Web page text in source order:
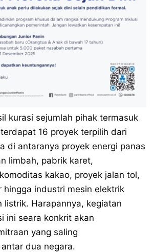
kurasi sejumlah pihak termasuk
16 proyek terpilih dari
di antaranya proyek energi panas
limbah, pabrik karet,
kakao, proyek jalan tol,
hingga industri mesin elektrik
listrik. Harapannya, kegiatan
ini seara konkrit akan
yang saling
dua negara.